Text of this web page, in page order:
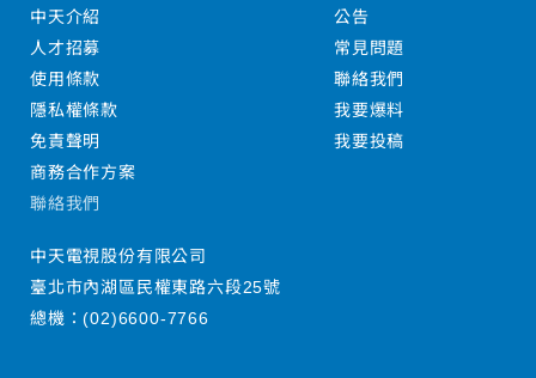
中天介紹
人才招募
使用條款
隱私權條款
免責聲明
商務合作方案
公告
常見問題
聯絡我們
我要爆料
我要投稿
聯絡我們
中天電視股份有限公司
臺北市內湖區民權東路六段25號
總機：(02)6600-7766